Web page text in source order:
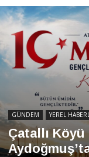
GÜNDEM YEREL
Çatallı Köyü